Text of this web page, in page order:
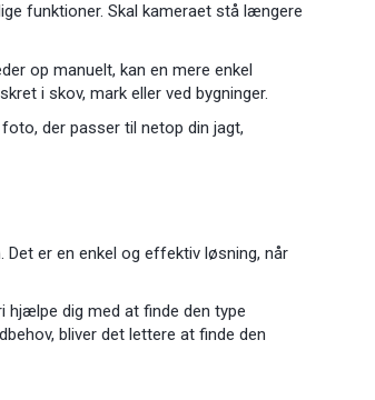
funktioner. Skal kameraet stå længere
op manuelt, kan en mere enkel
i skov, mark eller ved bygninger.
der passer til netop din jagt,
er en enkel og effektiv løsning, når
hjælpe dig med at finde den type
bliver det lettere at finde den